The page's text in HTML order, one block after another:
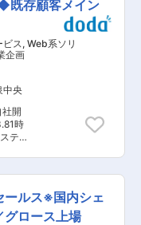
拡
約
ンス
ナー
。
領
下の
ま
トへ
ャ
のは
は
な大
、
。
ビジ
マ
理
築・
外部
ェー
プロ
、部
者を
め
既存顧客メイン
ビス, Web系ソリ
企画
中央
開
時
しま
ス
行
しま
ールス※国内シェ
グロース上場